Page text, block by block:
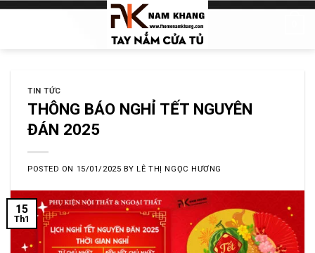
Skip
TIN TỨC
THÔNG BÁO NGHỈ TẾT NGUYÊN
ĐÁN 2025
POSTED ON 15/01/2025 BYLÊ THỊ NGỌC HƯƠNG
15
Th1